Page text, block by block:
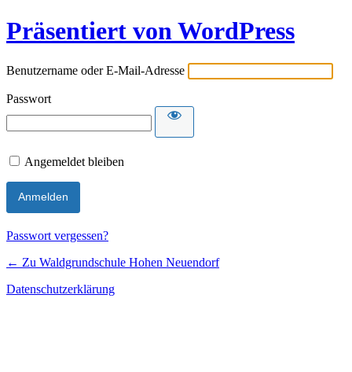
Präsentiert von WordPress
Benutzername oder E-Mail-Adresse
Passwort
Angemeldet bleiben
Passwort vergessen?
← Zu Waldgrundschule Hohen Neuendorf
Datenschutzerklärung